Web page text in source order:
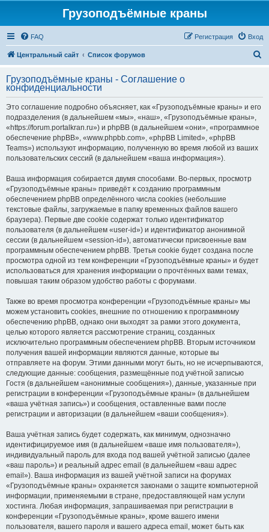
Грузоподъёмные краны
FAQ Вход
Регистрация
Центральный сайт Список форумов
с
Грузоподъёмные краны - Соглашение о
конфиденциальности
Это соглашение подробно объясняет, как «Грузоподъёмные краны» и его
подразделения (в дальнейшем «мы», «наш», «Грузоподъёмные краны»,
«https://forum.portalkran.ru») и phpBB (в дальнейшем «они», «программное
обеспечение phpBB», «www.phpbb.com», «phpBB Limited», «phpBB
Teams») используют информацию, полученную во время любой из ваших
пользовательских сессий (в дальнейшем «ваша информация»).
Ваша информация собирается двумя способами. Во-первых, просмотр
«Грузоподъёмные краны» приведёт к созданию программным
обеспечением phpBB определённого числа cookies (небольшие
текстовые файлы, загружаемые в папку временных файлов вашего
браузера). Первые две cookie содержат только идентификатор
пользователя (в дальнейшем «user-id») и идентификатор анонимной
сессии (в дальнейшем «session-id»), автоматически присвоенные вам
программным обеспечением phpBB. Третья cookie будет создана после
просмотра одной из тем конференции «Грузоподъёмные краны» и будет
использоваться для хранения информации о прочтённых вами темах,
повышая таким образом удобство работы с форумами.
Также во время просмотра конференции «Грузоподъёмные краны» мы
можем установить cookies, внешние по отношению к программному
обеспечению phpBB, однако они выходят за рамки этого документа,
целью которого является рассмотрение страниц, созданных
исключительно программным обеспечением phpBB. Вторым источником
получения вашей информации являются данные, которые вы
отправляете на форум. Этими данными могут быть, но не исчерпываются,
следующие данные: сообщения, размещённые под учётной записью
Гостя (в дальнейшем «анонимные сообщения»), данные, указанные при
регистрации в конференции «Грузоподъёмные краны» (в дальнейшем
«ваша учётная запись») и сообщения, оставленные вами после
регистрации и авторизации (в дальнейшем «ваши сообщения»).
Ваша учётная запись будет содержать, как минимум, однозначно
идентифицируемое имя (в дальнейшем «ваше имя пользователя»),
индивидуальный пароль для входа под вашей учётной записью (далее
«ваш пароль») и реальный адрес email (в дальнейшем «ваш адрес
email»). Ваша информация из вашей учётной записи на форумах
«Грузоподъёмные краны» охраняется законами о защите компьютерной
информации, применяемыми в стране, предоставляющей нам услуги
хостинга. Любая информация, запрашиваемая при регистрации в
конференции «Грузоподъёмные краны», кроме вашего имени
пользователя, вашего пароля и вашего адреса email, может быть как